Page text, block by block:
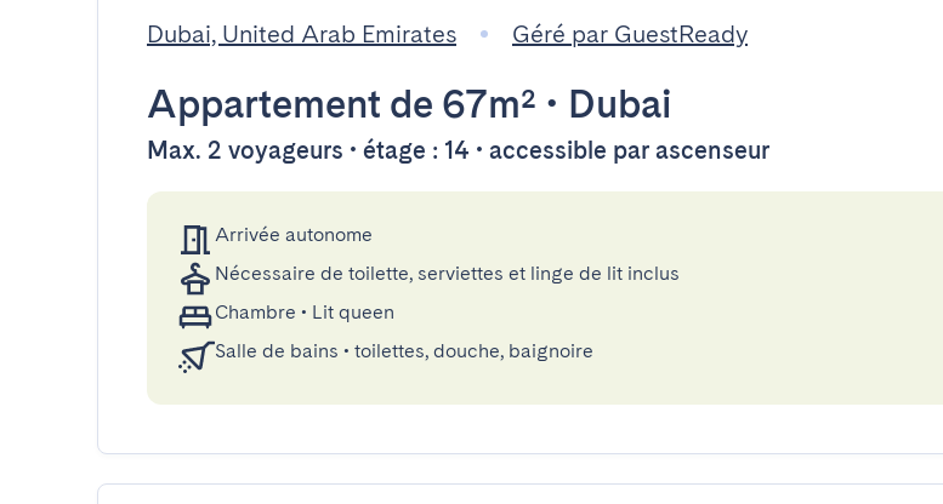
Dubai, United Arab Emirates Géré par GuestReady
Appartement de 67m² • Dubai
Max. 2 voyageurs • étage : 14 • accessible par ascenseur
Arrivée autonome
Nécessaire de toilette, serviettes et linge de lit inclus
Chambre • Lit queen
Salle de bains • toilettes, douche, baignoire